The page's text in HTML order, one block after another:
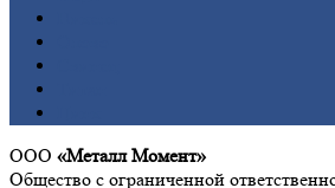
ООО «Металл Момент»
Общество с ограниченной